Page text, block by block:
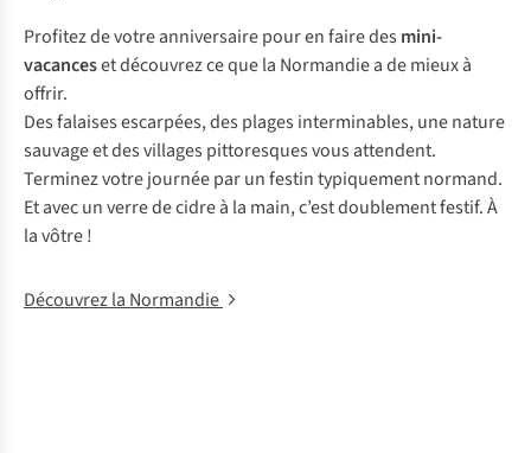
Profitez de votre anniversaire pour en faire des mini-
vacanceset découvrez ce que la Normandie a de mieux à
offrir.
Des falaises escarpées, des plages interminables, une nature
sauvage et des villages pittoresques vous attendent.
Terminez votre journée par un festin typiquement normand.
Et avec un verre de cidre à la main, c’est doublement festif. À
la vôtre !
Découvrez la Normandie